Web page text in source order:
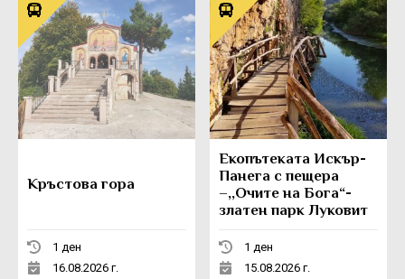
Кръстова гора
1 ден
16.08.2026 г.
Eкопътеката Искър-
Панега с пещера
–,,Очите на Бога“-
златен парк Луковит
1 ден
15.08.2026 г.